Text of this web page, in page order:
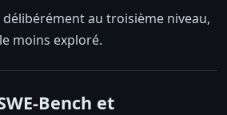
délibérément au troisième niveau,
moins exploré.
Bench et